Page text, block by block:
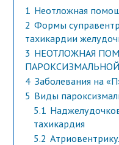
1 Неотложная
2 Формы
тахикардии
3 НЕОТЛОЖНАЯ
4 Заболевания на
5 Виды
5.1
тахикардия
5.2